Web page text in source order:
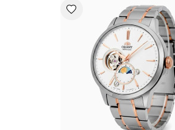
favorite